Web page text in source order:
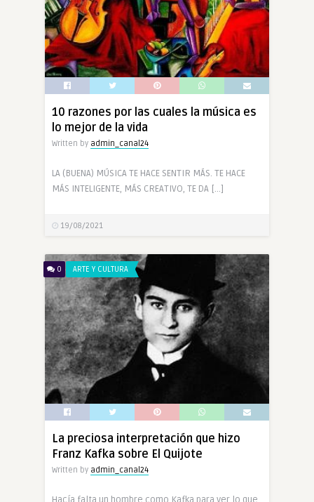
10 razones por las cuales la música es
lo mejor de la vida
Written by admin_canal24
LA (BUENA) MÚSICA TE HACE SENTIR MÁS. TE HACE
MÁS INTELIGENTE, MÁS CREATIVO, TE DA […]
19/08/2021
0 ARTE Y CULTURA
La preciosa interpretación que hizo
Franz Kafka sobre El Quijote
Written by admin_canal24